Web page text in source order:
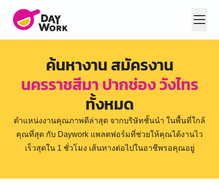
ค้นหางาน สมัครงาน
นครราชสีมา ปากช่อง วังไทร
ทั้งหมด
ตำแหน่งงานคุณภาพดีล่าสุด จากบริษัทชั้นนำ ในพื้นที่ใกล้
คุณที่สุด กับ Daywork แพลตฟอร์มที่ช่วยให้คุณได้งานไว
เร็วสุดใน 1 ชั่วโมง เส้นทางต่อไปในอาชีพรอคุณอยู่